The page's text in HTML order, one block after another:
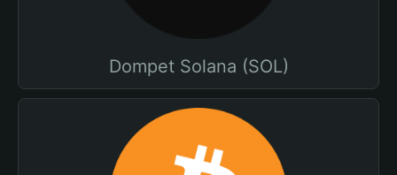
Dompet Solana (SOL)